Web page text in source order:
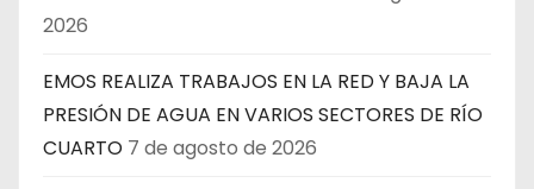
2026
EMOS REALIZA TRABAJOS EN LA RED Y BAJA LA
PRESIÓN DE AGUA EN VARIOS SECTORES DE RÍO
CUARTO 7 de agosto de 2026